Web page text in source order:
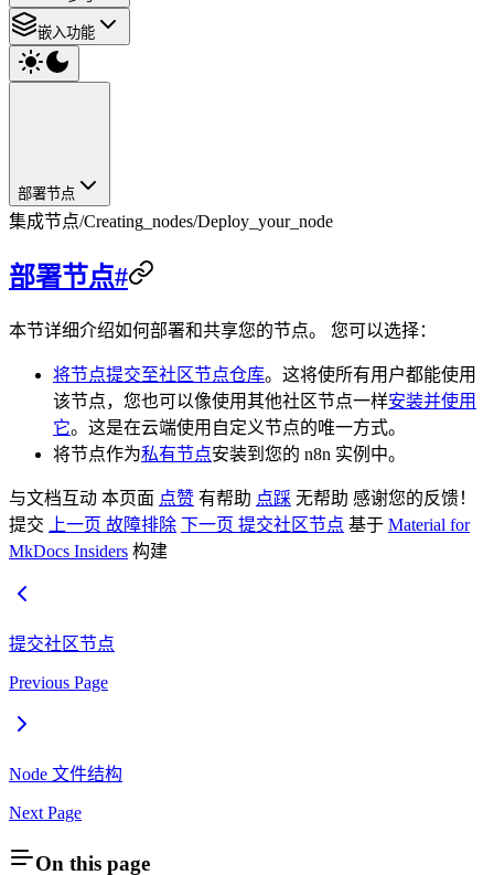
嵌入功能
部署节点
集成节点/Creating_nodes/Deploy_your_node
部署节点#
本节详细介绍如何部署和共享您的节点。 您可以选择：
将节点提交至社区节点仓库。这将使所有用户都能使用
该节点，您也可以像使用其他社区节点一样安装并使用
它。这是在云端使用自定义节点的唯一方式。
将节点作为私有节点安装到您的 n8n 实例中。
与文档互动 本页面 点赞 有帮助 点踩 无帮助 感谢您的反馈！
提交
上一页 故障排除 下一页 提交社区节点 基于 Material for
MkDocs Insiders 构建
提交社区节点
Previous Page
Node 文件结构
Next Page
On this page